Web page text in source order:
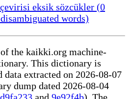
eksik sözcükler (0
words)
the kaikki.org machine-
This dictionary is
data extracted on 2026-08-07
dump dated 2026-08-04
d9fa233 and 9e92f4b). The